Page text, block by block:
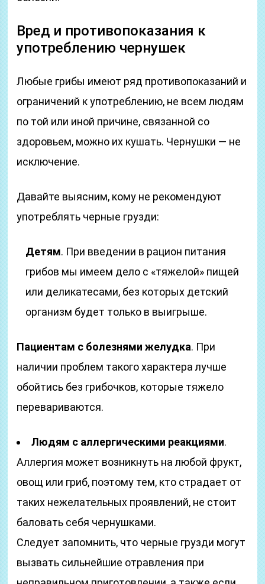
Вред и противопоказания к
употреблению чернушек
Любые грибы имеют ряд противопоказаний и
ограничений к употреблению, не всем людям
по той или иной причине, связанной со
здоровьем, можно их кушать. Чернушки — не
исключение.
Давайте выясним, кому не рекомендуют
употреблять черные грузди:
Детям. При введении в рацион питания
грибов мы имеем дело с «тяжелой» пищей
или деликатесами, без которых детский
организм будет только в выигрыше.
Пациентам с болезнями желудка. При
наличии проблем такого характера лучше
обойтись без грибочков, которые тяжело
перевариваются.
Людям с аллергическими реакциями.
Аллергия может возникнуть на любой фрукт,
овощ или гриб, поэтому тем, кто страдает от
таких нежелательных проявлений, не стоит
баловать себя чернушками.
Следует запомнить, что черные грузди могут
вызвать сильнейшие отравления при